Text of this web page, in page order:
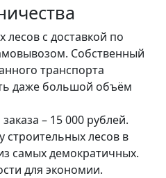
лесов с доставкой по
Собственный
транспорта
даже большой объём
– 15 000 рублей.
лесов в
самых демократичных.
для экономии.